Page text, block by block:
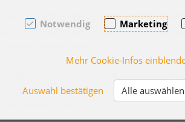
Labradore, Najuk, Aniela und Elli.
der Retriever kennen und seither bilde
sich entscheiden. Kaylen, Lyckas Sohn,
besonderer Hund für mich.
Notwendig Marketing
Mehr Cookie-Infos
Auswahl bestätigen Alle